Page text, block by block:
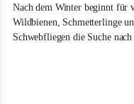
s
i
n
Nach dem Winter beginnt für
Wildbienen, Schmetterlinge
Schwebfliegen die Suche